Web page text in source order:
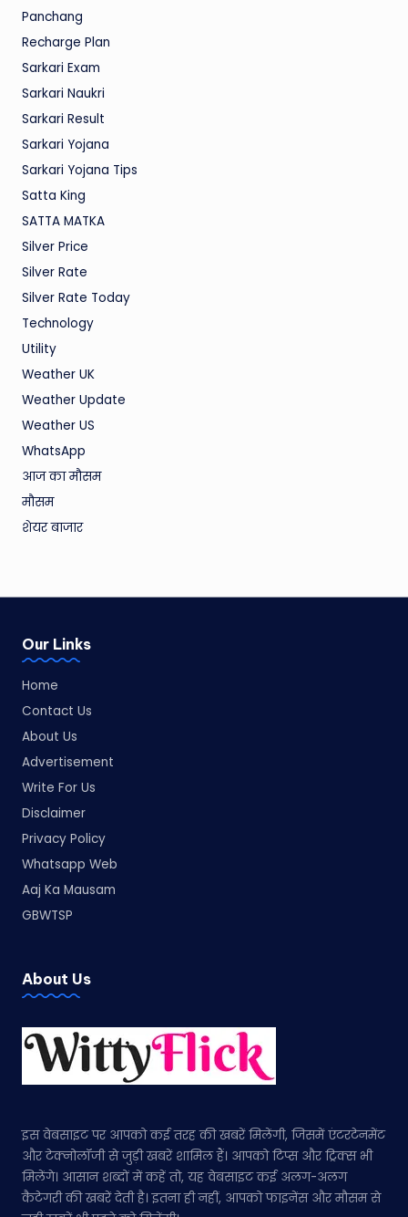
Panchang
Recharge Plan
Sarkari Exam
Sarkari Naukri
Sarkari Result
Sarkari Yojana
Sarkari Yojana Tips
Satta King
SATTA MATKA
Silver Price
Silver Rate
Silver Rate Today
Technology
Utility
Weather UK
Weather Update
Weather US
WhatsApp
आज का मौसम
मौसम
शेयर बाजार
Our Links
Home
Contact Us
About Us
Advertisement
Write For Us
Disclaimer
Privacy Policy
Whatsapp Web
Aaj Ka Mausam
GBWTSP
About Us
इस वेबसाइट पर आपको कई तरह की खबरें मिलेंगी, जिसमें एंटरटेनमेंट
और टेक्नोलॉजी से जुड़ी खबरें शामिल हैं। आपको टिप्स और ट्रिक्स भी
मिलेंगे। आसान शब्दों में कहें तो, यह वेबसाइट कई अलग-अलग
कैटेगरी की खबरें देती है। इतना ही नहीं, आपको फाइनेंस और मौसम से